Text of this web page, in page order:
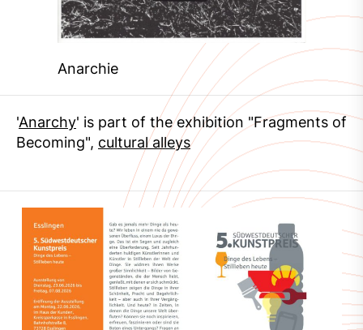
Anarchie
'Anarchy' is part of the exhibition "Fragments of
Becoming", cultural alleys